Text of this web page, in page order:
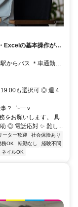
も選択可 ◎ 週４
？ ╰━ｖ
お願いします。 具
◎ 電話応対 ✨ 難し...
ーター歓迎
社会保険あり
務OK 転勤なし
経験不問
ネイルOK